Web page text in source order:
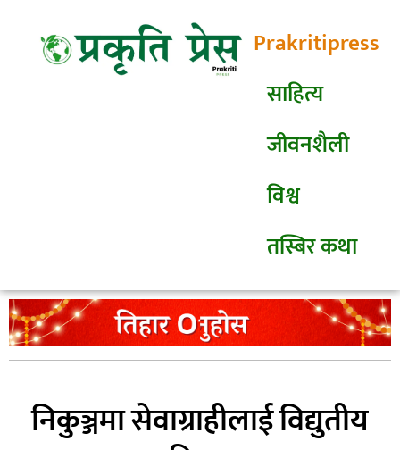
Prakritipress
साहित्य
जीवनशैली
विश्व
तस्बिर कथा
निकुञ्जमा सेवाग्राहीलाई विद्युतीय